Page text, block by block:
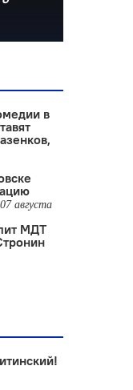
в
августа
МДТ